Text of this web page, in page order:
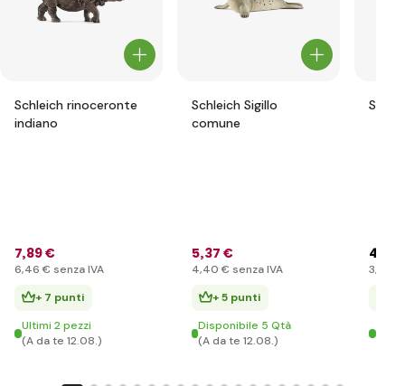
Schleich rinoceronte
indiano
7,89 €
6,46 € senza IVA
+ 7 punti
Ultimi 2 pezzi
(A da te 12.08.)
Schleich Sigillo
comune
5,37 €
4,40 € senza IVA
+ 5 punti
Disponibile 5 Qtà
(A da te 12.08.)
4
3,98 €